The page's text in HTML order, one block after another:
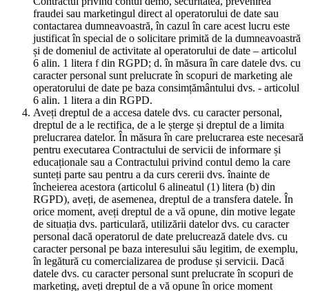
fraudei sau marketingul direct al operatorului de date sau
contactarea dumneavoastră, în cazul în care acest lucru este
justificat în special de o solicitare primită de la dumneavoastră
și de domeniul de activitate al operatorului de date – articolul
6 alin. 1 litera f din RGPD; d. în măsura în care datele dvs. cu
caracter personal sunt prelucrate în scopuri de marketing ale
operatorului de date pe baza consimțământului dvs. - articolul
6 alin. 1 litera a din RGPD.
Aveți dreptul de a accesa datele dvs. cu caracter personal,
dreptul de a le rectifica, de a le șterge și dreptul de a limita
prelucrarea datelor. În măsura în care prelucrarea este necesară
pentru executarea Contractului de servicii de informare și
educaționale sau a Contractului privind contul demo la care
sunteți parte sau pentru a da curs cererii dvs. înainte de
încheierea acestora (articolul 6 alineatul (1) litera (b) din
RGPD), aveți, de asemenea, dreptul de a transfera datele. În
orice moment, aveți dreptul de a vă opune, din motive legate
de situația dvs. particulară, utilizării datelor dvs. cu caracter
personal dacă operatorul de date prelucrează datele dvs. cu
caracter personal pe baza interesului său legitim, de exemplu,
în legătură cu comercializarea de produse și servicii. Dacă
datele dvs. cu caracter personal sunt prelucrate în scopuri de
marketing, aveți dreptul de a vă opune în orice moment